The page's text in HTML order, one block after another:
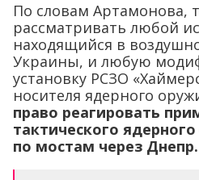
По словам Артамонова,
рассматривать любой
находящийся в
Украины, и любую
установку РСЗО
носителя ядерного
право реагировать
тактического
по мостам через Днепр.